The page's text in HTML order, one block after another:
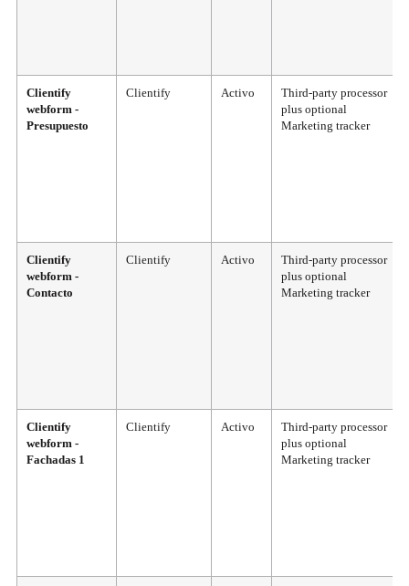
Clientify
webform -
Presupuesto
Clientify Activo
Third-party processor
plus optional
Marketing tracker
Clientify
webform -
Contacto
Clientify Activo
Third-party processor
plus optional
Marketing tracker
Clientify
webform -
Fachadas 1
Clientify Activo
Third-party processor
plus optional
Marketing tracker